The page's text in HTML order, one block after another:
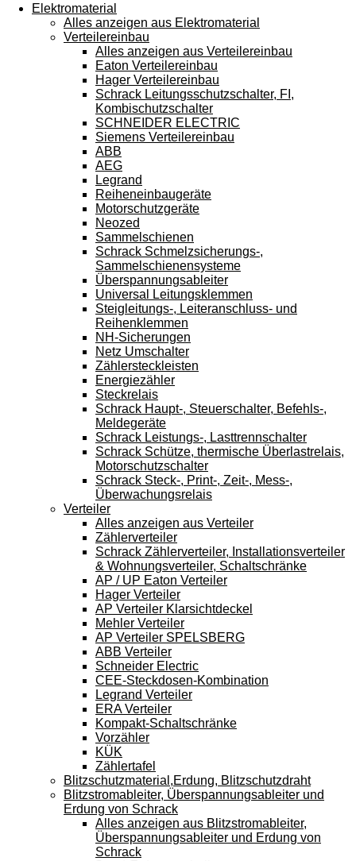
Elektromaterial
Alles anzeigen aus Elektromaterial
Verteilereinbau
Alles anzeigen aus Verteilereinbau
Eaton Verteilereinbau
Hager Verteilereinbau
Schrack Leitungsschutzschalter, FI,
Kombischutzschalter
SCHNEIDER ELECTRIC
Siemens Verteilereinbau
ABB
AEG
Legrand
Reiheneinbaugeräte
Motorschutzgeräte
Neozed
Sammelschienen
Schrack Schmelzsicherungs-,
Sammelschienensysteme
Überspannungsableiter
Universal Leitungsklemmen
Steigleitungs-, Leiteranschluss- und
Reihenklemmen
NH-Sicherungen
Netz Umschalter
Zählersteckleisten
Energiezähler
Steckrelais
Schrack Haupt-, Steuerschalter, Befehls-,
Meldegeräte
Schrack Leistungs-, Lasttrennschalter
Schrack Schütze, thermische Überlastrelais,
Motorschutzschalter
Schrack Steck-, Print-, Zeit-, Mess-,
Überwachungsrelais
Verteiler
Alles anzeigen aus Verteiler
Zählerverteiler
Schrack Zählerverteiler, Installationsverteiler
& Wohnungsverteiler, Schaltschränke
AP / UP Eaton Verteiler
Hager Verteiler
AP Verteiler Klarsichtdeckel
Mehler Verteiler
AP Verteiler SPELSBERG
ABB Verteiler
Schneider Electric
CEE-Steckdosen-Kombination
Legrand Verteiler
ERA Verteiler
Kompakt-Schaltschränke
Vorzähler
KÜK
Zählertafel
Blitzschutzmaterial,Erdung, Blitzschutzdraht
Blitzstromableiter, Überspannungsableiter und
Erdung von Schrack
Alles anzeigen aus Blitzstromableiter,
Überspannungsableiter und Erdung von
Schrack